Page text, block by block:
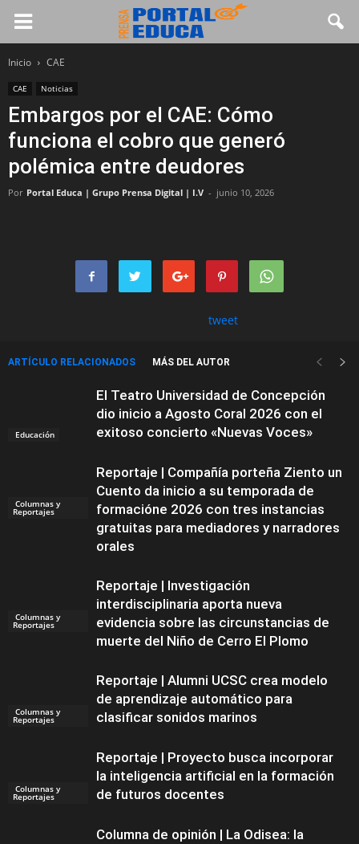
Inicio CAE
CAE Noticias
Embargos por el CAE: Cómo
funciona el cobro que generó
polémica entre deudores
Por Portal Educa | Grupo Prensa Digital | I.V - junio 10, 2026
tweet
ARTÍCULO RELACIONADOS MÁS DEL AUTOR
Educación
El Teatro Universidad de Concepción
dio inicio a Agosto Coral 2026 con el
exitoso concierto «Nuevas Voces»
Columnas y
Reportajes
Reportaje | Compañía porteña Ziento un
Cuento da inicio a su temporada de
formacióne 2026 con tres instancias
gratuitas para mediadores y narradores
orales
Columnas y
Reportajes
Reportaje | Investigación
interdisciplinaria aporta nueva
evidencia sobre las circunstancias de
muerte del Niño de Cerro El Plomo
Columnas y
Reportajes
Reportaje | Alumni UCSC crea modelo
de aprendizaje automático para
clasificar sonidos marinos
Columnas y
Reportajes
Reportaje | Proyecto busca incorporar
la inteligencia artificial en la formación
de futuros docentes
Columna de opinión | La Odisea: la